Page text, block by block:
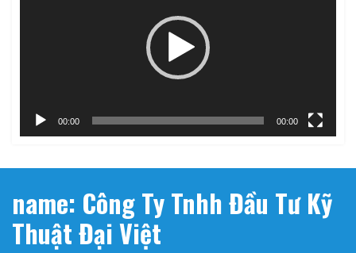
00:00 00:00
name: Công Ty Tnhh Đầu Tư Kỹ
Thuật Đại Việt